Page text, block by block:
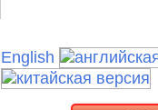
English